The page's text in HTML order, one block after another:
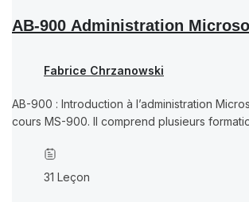
AB-900 Administration
Fabrice Chrzanowski
AB-900 : Introduction à l’administration
cours MS-900. Il comprend plusieurs
31 Leçon